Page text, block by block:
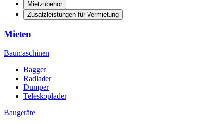
Mietzubehör
Zusatzleistungen für Vermietung
Mieten
Baumaschinen
Bagger
Radlader
Dumper
Teleskoplader
Baugeräte